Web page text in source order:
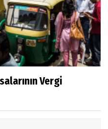
Vergi